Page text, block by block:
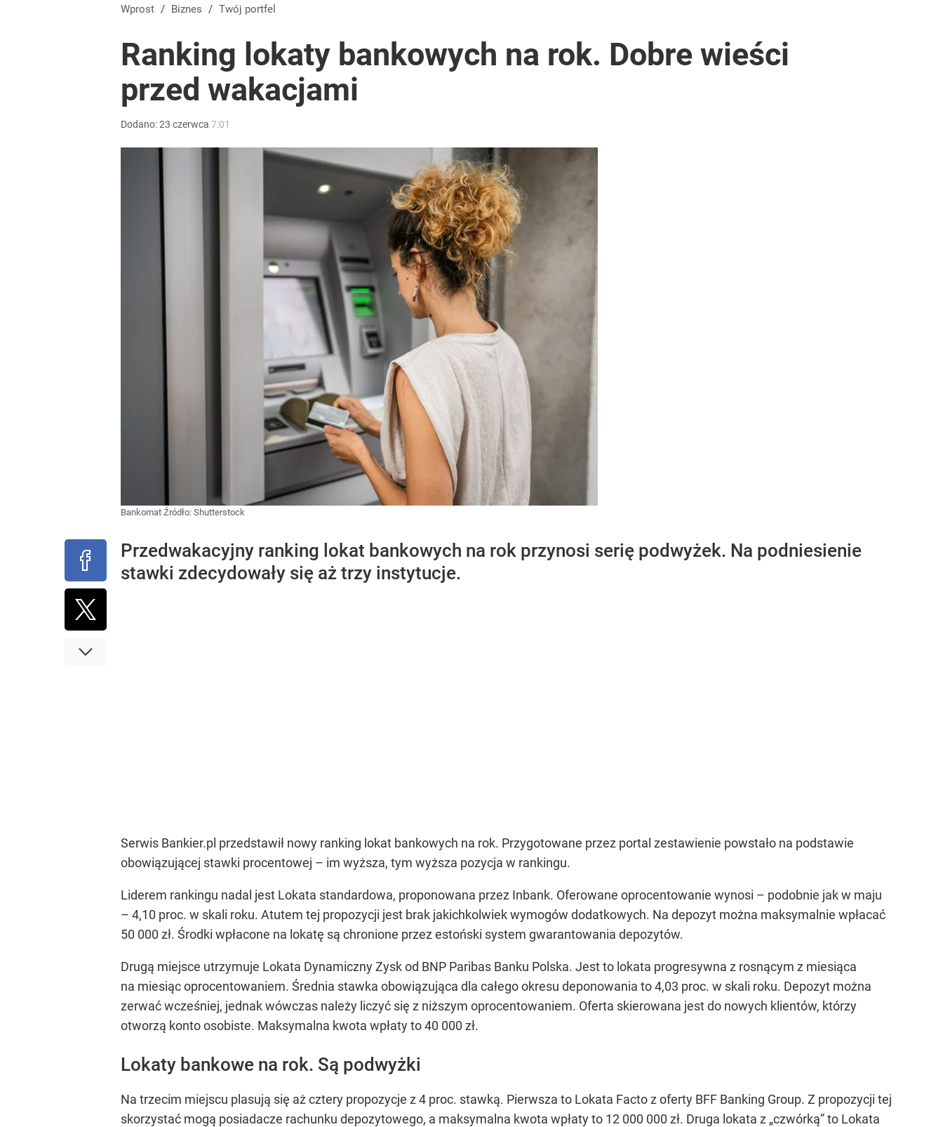
Wprost / Biznes / Twój portfel
Ranking lokaty bankowych na rok. Dobre wieści
przed wakacjami
Dodano:23 czerwca 7:01
Bankomat Źródło: Shutterstock
Przedwakacyjny ranking lokat bankowych na rok przynosi serię podwyżek. Na podniesienie
stawki zdecydowały się aż trzy instytucje.
Serwis Bankier.pl przedstawił nowy ranking lokat bankowych na rok. Przygotowane przez portal zestawienie powstało na podstawie
obowiązującej stawki procentowej – im wyższa, tym wyższa pozycja w rankingu.
Liderem rankingu nadal jest Lokata standardowa, proponowana przez Inbank. Oferowane oprocentowanie wynosi – podobnie jak w maju
– 4,10 proc. w skali roku. Atutem tej propozycji jest brak jakichkolwiek wymogów dodatkowych. Na depozyt można maksymalnie wpłacać
50 000 zł. Środki wpłacone na lokatę są chronione przez estoński system gwarantowania depozytów.
Drugą miejsce utrzymuje Lokata Dynamiczny Zysk od BNP Paribas Banku Polska. Jest to lokata progresywna z rosnącym z miesiąca
na miesiąc oprocentowaniem. Średnia stawka obowiązująca dla całego okresu deponowania to 4,03 proc. w skali roku. Depozyt można
zerwać wcześniej, jednak wówczas należy liczyć się z niższym oprocentowaniem. Oferta skierowana jest do nowych klientów, którzy
otworzą konto osobiste. Maksymalna kwota wpłaty to 40 000 zł.
Lokaty bankowe na rok. Są podwyżki
Na trzecim miejscu plasują się aż cztery propozycje z 4 proc. stawką. Pierwsza to Lokata Facto z oferty BFF Banking Group. Z propozycji tej
skorzystać mogą posiadacze rachunku depozytowego, a maksymalna kwota wpłaty to 12 000 000 zł. Druga lokata z „czwórką” to Lokata